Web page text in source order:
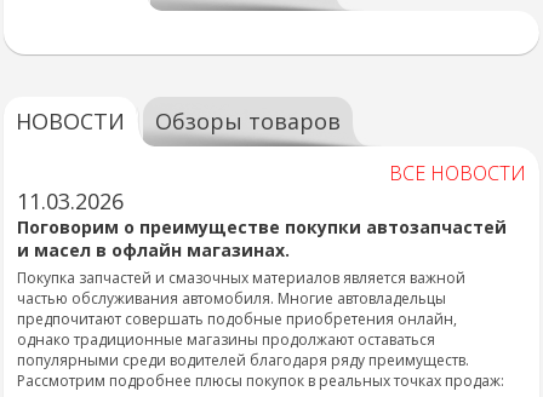
НОВОСТИ Обзоры товаров
ВСЕ НОВОСТИ
11.03.2026
Поговорим о преимуществе покупки автозапчастей
и масел в офлайн магазинах.
Покупка запчастей и смазочных материалов является важной
частью обслуживания автомобиля. Многие автовладельцы
предпочитают совершать подобные приобретения онлайн,
однако традиционные магазины продолжают оставаться
популярными среди водителей благодаря ряду преимуществ.
Рассмотрим подробнее плюсы покупок в реальных точках продаж: